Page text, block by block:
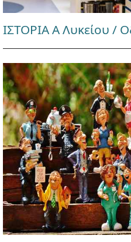
ΙΣΤΟΡΙΑ Α Λυκείου /